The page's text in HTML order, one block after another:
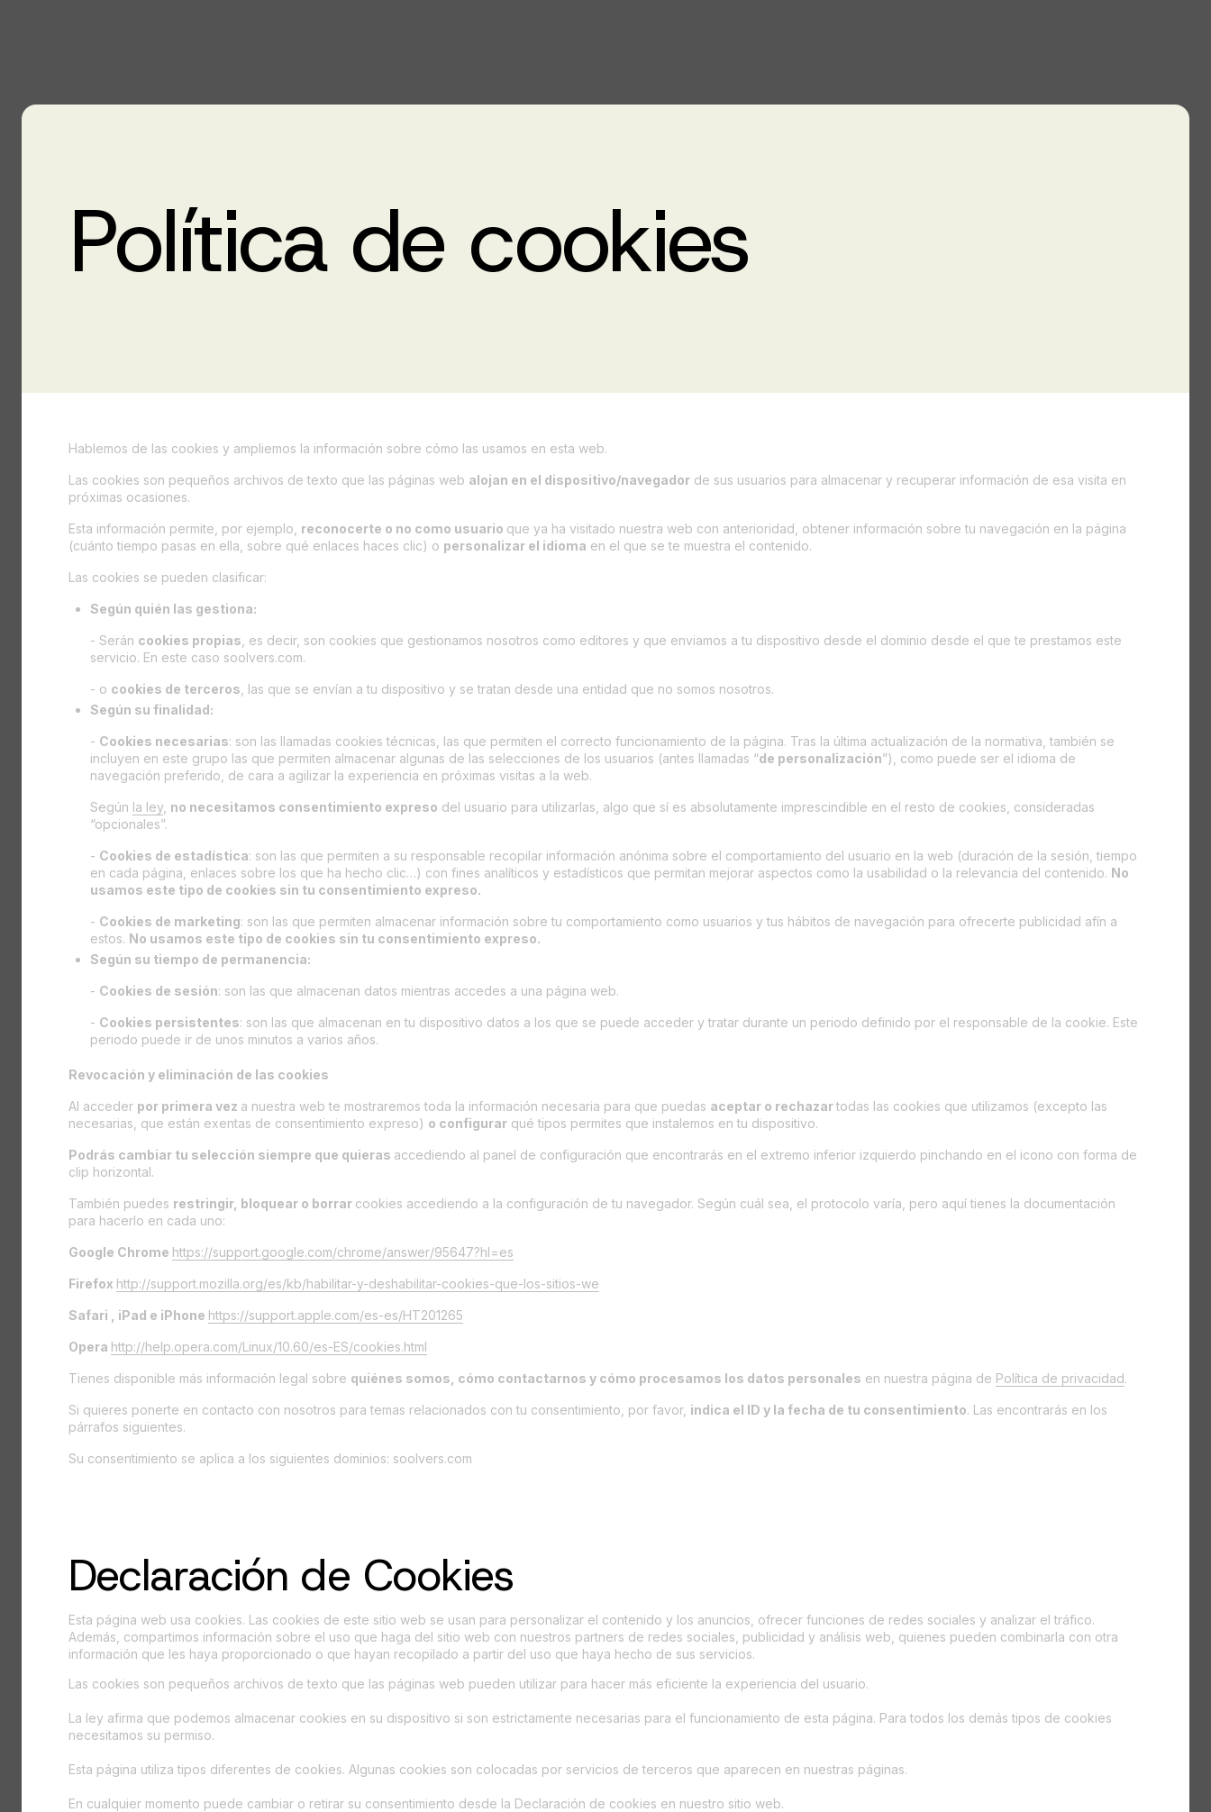
Política de cookies
Hablemos de las cookies y ampliemos la información sobre cómo las usamos en esta web.
Las cookies son pequeños archivos de texto que las páginas web alojan en el dispositivo/navegador de sus usuarios para almacenar y recuperar información de esa visita en
próximas ocasiones.
Esta información permite, por ejemplo, reconocerte o no como usuario que ya ha visitado nuestra web con anterioridad, obtener información sobre tu navegación en la página
(cuánto tiempo pasas en ella, sobre qué enlaces haces clic) o personalizar el idioma en el que se te muestra el contenido.
Las cookies se pueden clasificar:
Según quién las gestiona:
- Serán cookies propias , es decir, son cookies que gestionamos nosotros como editores y que enviamos a tu dispositivo desde el dominio desde el que te prestamos este
servicio. En este caso soolvers.com.
- o cookies de terceros , las que se envían a tu dispositivo y se tratan desde una entidad que no somos nosotros.
Según su finalidad:
- Cookies necesarias: son las llamadas cookies técnicas, las que permiten el correcto funcionamiento de la página. Tras la última actualización de la normativa, también se
incluyen en este grupo las que permiten almacenar algunas de las selecciones de los usuarios (antes llamadas “de personalización”), como puede ser el idioma de
navegación preferido, de cara a agilizar la experiencia en próximas visitas a la web.
Según la ley no necesitamos consentimiento expreso del usuario para utilizarlas, algo que sí es absolutamente imprescindible en el resto de cookies, consideradas
“opcionales”.
- Cookies de estadística: son las que permiten a su responsable recopilar información anónima sobre el comportamiento del usuario en la web (duración de la sesión, tiempo
en cada página, enlaces sobre los que ha hecho clic…) con fines analíticos y estadísticos que permitan mejorar aspectos como la usabilidad o la relevancia del contenido. No
usamos este tipo de cookies sin tu consentimiento expreso.
- Cookies de marketing: son las que permiten almacenar información sobre tu comportamiento como usuarios y tus hábitos de navegación para ofrecerte publicidad afín a
estos. No usamos este tipo de cookies sin tu consentimiento expreso.
Según su tiempo de permanencia:
- Cookies de sesión: son las que almacenan datos mientras accedes a una página web.
- Cookies persistentes: son las que almacenan en tu dispositivo datos a los que se puede acceder y tratar durante un periodo definido por el responsable de la cookie. Este
periodo puede ir de unos minutos a varios años.
Revocación y eliminación de las cookies
Al acceder por primera vez a nuestra web te mostraremos toda la información necesaria para que puedas aceptar o rechazartodas las cookies que utilizamos (excepto las
necesarias, que están exentas de consentimiento expreso) o configurar qué tipos permites que instalemos en tu dispositivo.
Podrás cambiar tu selección siempre que quieras accediendo al panel de configuración que encontrarás en el extremo inferior izquierdo pinchando en el icono con forma de
clip horizontal.
También puedes restringir, bloquear o borrar cookies accediendo a la configuración de tu navegador. Según cuál sea, el protocolo varía, pero aquí tienes la documentación
para hacerlo en cada uno:
Google Chrome https://support.google.com/chrome/answer/95647?hl=es
Firefox http://support.mozilla.org/es/kb/habilitar-y-deshabilitar-cookies-que-los-sitios-we
Safari , iPad e iPhone https://support.apple.com/es-es/HT201265
Opera http://help.opera.com/Linux/10.60/es-ES/cookies.html
Tienes disponible más información legal sobre quiénes somos, cómo contactarnos y cómo procesamos los datos personales en nuestra página de Política de privacidad.
Si quieres ponerte en contacto con nosotros para temas relacionados con tu consentimiento, por favor, indica el ID y la fecha de tu consentimiento. Las encontrarás en los
párrafos siguientes.
Su consentimiento se aplica a los siguientes dominios: soolvers.com
Declaración de Cookies
Esta página web usa cookies. Las cookies de este sitio web se usan para personalizar el contenido y los anuncios, ofrecer funciones de redes sociales y analizar el tráfico.
Además, compartimos información sobre el uso que haga del sitio web con nuestros partners de redes sociales, publicidad y análisis web, quienes pueden combinarla con otra
información que les haya proporcionado o que hayan recopilado a partir del uso que haya hecho de sus servicios.
Las cookies son pequeños archivos de texto que las páginas web pueden utilizar para hacer más eficiente la experiencia del usuario.
La ley afirma que podemos almacenar cookies en su dispositivo si son estrictamente necesarias para el funcionamiento de esta página. Para todos los demás tipos de cookies
necesitamos su permiso.
Esta página utiliza tipos diferentes de cookies. Algunas cookies son colocadas por servicios de terceros que aparecen en nuestras páginas.
En cualquier momento puede cambiar o retirar su consentimiento desde la Declaración de cookies en nuestro sitio web.